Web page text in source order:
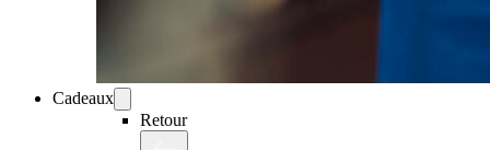
Cadeaux
Retour